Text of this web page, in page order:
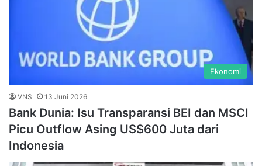
Ekonomi
VNS 13 Juni 2026
Bank Dunia: Isu Transparansi BEI dan MSCI
Picu Outflow Asing US$600 Juta dari
Indonesia